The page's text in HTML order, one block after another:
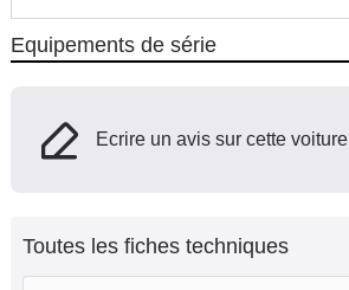
Equipements de série
Ecrire un avis sur cette voiture
Toutes les fiches techniques